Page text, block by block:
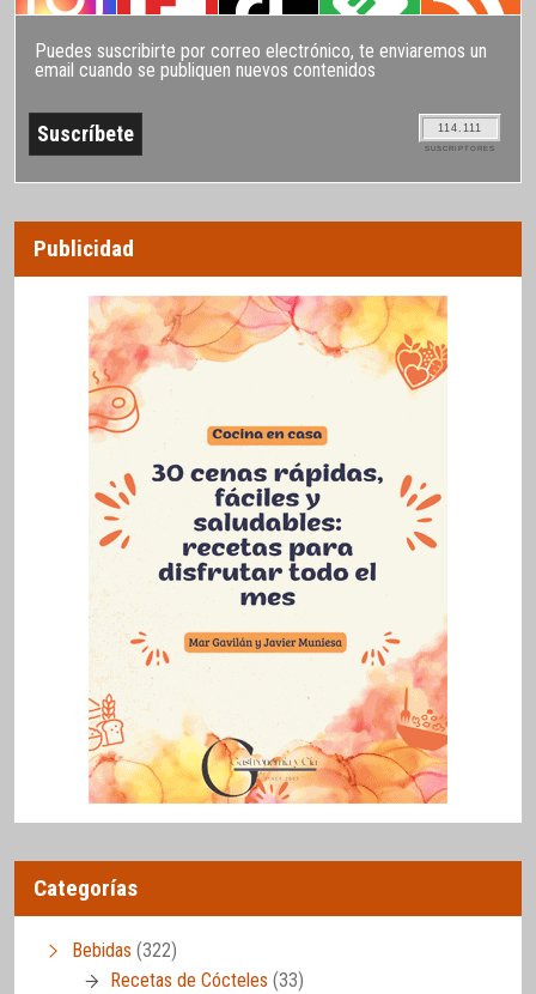
Puedes suscribirte por correo electrónico, te enviaremos un
email cuando se publiquen nuevos contenidos
114.111
SUSCRIPTORES
Publicidad
Categorías
Bebidas (322)
Recetas de Cócteles (33)